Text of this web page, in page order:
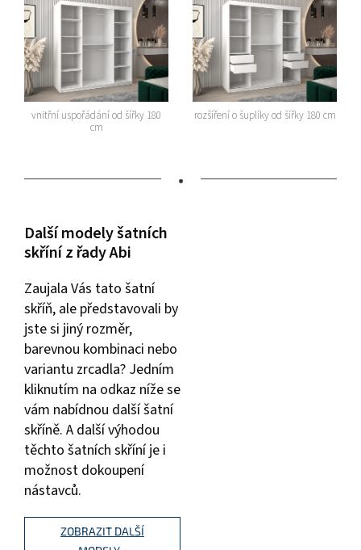
vnitřní uspořádání od šířky 180
cm
rozšíření o šuplíky od šířky 180 cm
•
Další modely šatních
skříní z řady Abi
Zaujala Vás tato šatní
skříň, ale představovali by
jste si jiný rozměr,
barevnou kombinaci nebo
variantu zrcadla? Jedním
kliknutím na odkaz níže se
vám nabídnou další šatní
skříně. A další výhodou
těchto šatních skříní je i
možnost dokoupení
nástavců.
ZOBRAZIT DALŠÍ